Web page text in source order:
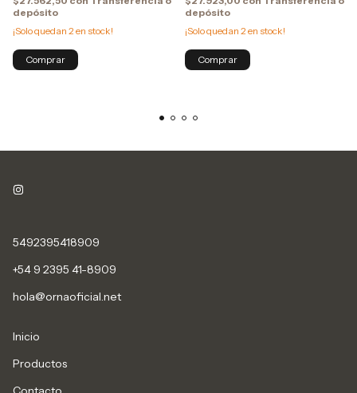
depósito
¡Solo quedan 2 en stock!
depósito
¡Solo quedan 2 en stock!
5492395418909
+54 9 2395 41-8909
hola@ornaoficial.net
Inicio
Productos